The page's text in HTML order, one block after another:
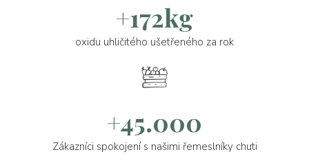
+172kg
oxidu uhličitého ušetřeného za rok
+45.000
Zákazníci spokojení s našimi řemeslníky chuti